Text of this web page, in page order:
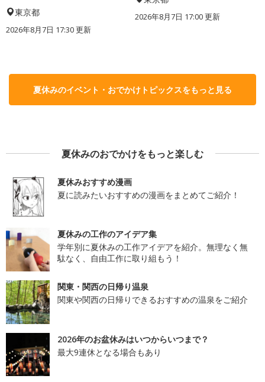
東京都
2026年8月7日 17:30更新
2026年8月7日 17:00更新
夏休みのイベント・おでかけトピックスをもっと見る
夏休みのおでかけをもっと楽しむ
夏休みおすすめ漫画
夏に読みたいおすすめの漫画をまとめてご紹介！
夏休みの工作のアイデア集
学年別に夏休みの工作アイデアを紹介。無理なく無
駄なく、自由工作に取り組もう！
関東・関西の日帰り温泉
関東や関西の日帰りできるおすすめの温泉をご紹介
2026年のお盆休みはいつからいつまで？
最大9連休となる場合もあり